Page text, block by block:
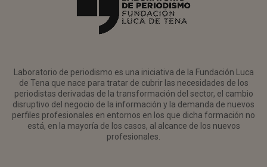
Laboratorio de periodismo es una iniciativa de la Fundación Luca
de Tena que nace para tratar de cubrir las necesidades de los
periodistas derivadas de la transformación del sector, el cambio
disruptivo del negocio de la información y la demanda de nuevos
perfiles profesionales en entornos en los que dicha formación no
está, en la mayoría de los casos, al alcance de los nuevos
profesionales.